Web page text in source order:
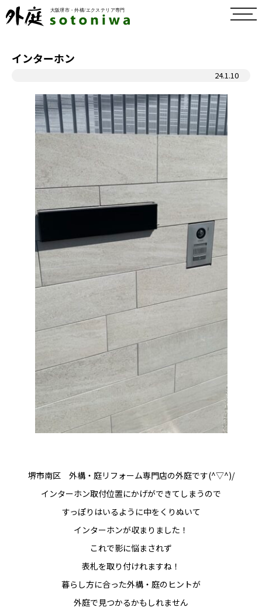
toggle
インターホン
24.1.10
堺市南区 外構・庭リフォーム専門店の外庭です(^▽^)/
インターホン取付位置にかげができてしまうので
すっぽりはいるように中をくりぬいて
インターホンが収まりました！
これで影に悩まされず
表札を取り付けれますね！
暮らし方に合った外構・庭のヒントが
外庭で見つかるかもしれません